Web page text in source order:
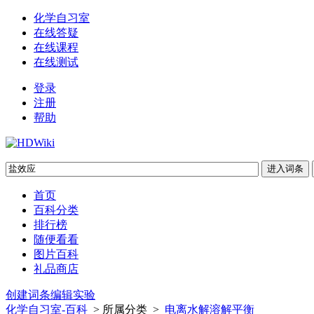
化学自习室
在线答疑
在线课程
在线测试
登录
注册
帮助
首页
百科分类
排行榜
随便看看
图片百科
礼品商店
创建词条编辑实验
化学自习室-百科 > 所属分类 > 电离水解溶解平衡